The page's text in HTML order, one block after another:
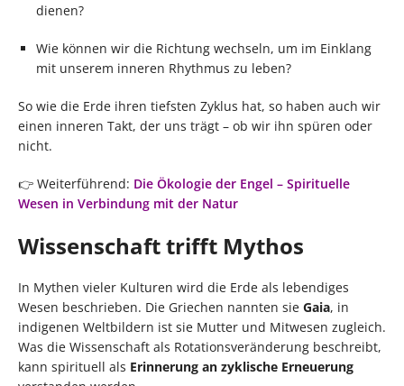
dienen?
Wie können wir die Richtung wechseln, um im Einklang
mit unserem inneren Rhythmus zu leben?
So wie die Erde ihren tiefsten Zyklus hat, so haben auch wir
einen inneren Takt, der uns trägt – ob wir ihn spüren oder
nicht.
👉 Weiterführend: Die Ökologie der Engel – Spirituelle
Wesen in Verbindung mit der Natur
Wissenschaft trifft Mythos
In Mythen vieler Kulturen wird die Erde als lebendiges
Wesen beschrieben. Die Griechen nannten sie Gaia, in
indigenen Weltbildern ist sie Mutter und Mitwesen zugleich.
Was die Wissenschaft als Rotationsveränderung beschreibt,
kann spirituell als Erinnerung an zyklische Erneuerung